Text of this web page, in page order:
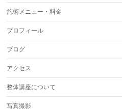
施術メニュー・料金
プロフィール
ブログ
アクセス
整体講座について
写真撮影